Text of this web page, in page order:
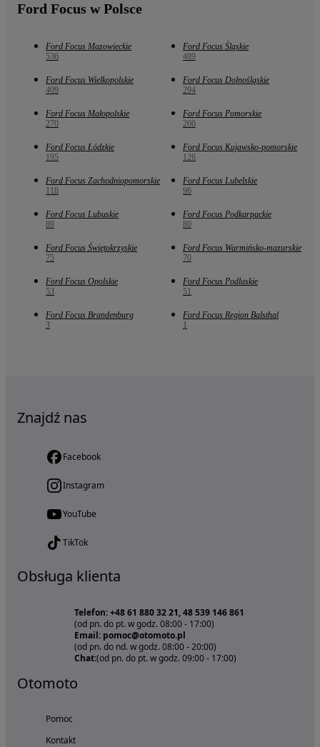
Ford Focus w Polsce
Ford Focus Mazowieckie
536
Ford Focus Śląskie
489
Ford Focus Wielkopolskie
409
Ford Focus Dolnośląskie
294
Ford Focus Małopolskie
270
Ford Focus Pomorskie
260
Ford Focus Łódzkie
195
Ford Focus Kujawsko-pomorskie
126
Ford Focus Zachodniopomorskie
118
Ford Focus Lubelskie
96
Ford Focus Lubuskie
89
Ford Focus Podkarpackie
80
Ford Focus Świętokrzyskie
75
Ford Focus Warmińsko-mazurskie
70
Ford Focus Opolskie
53
Ford Focus Podlaskie
51
Ford Focus Brandenburg
3
Ford Focus Region Balsthal
1
Znajdź nas
Facebook
Instagram
YouTube
TikTok
Obsługa klienta
Telefon: +48 61 880 32 21, 48 539 146 861
(od pn. do pt. w godz. 08:00 - 17:00)
Email: pomoc@otomoto.pl
(od pn. do nd. w godz. 08:00 - 20:00)
Chat:(od pn. do pt. w godz. 09:00 - 17:00)
Otomoto
Pomoc
Kontakt